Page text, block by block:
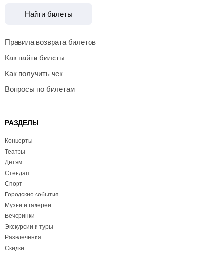
Найти билеты
Правила возврата билетов
Как найти билеты
Как получить чек
Вопросы по билетам
РАЗДЕЛЫ
Концерты
Театры
Детям
Стендап
Спорт
Городские события
Музеи и галереи
Вечеринки
Экскурсии и туры
Развлечения
Скидки